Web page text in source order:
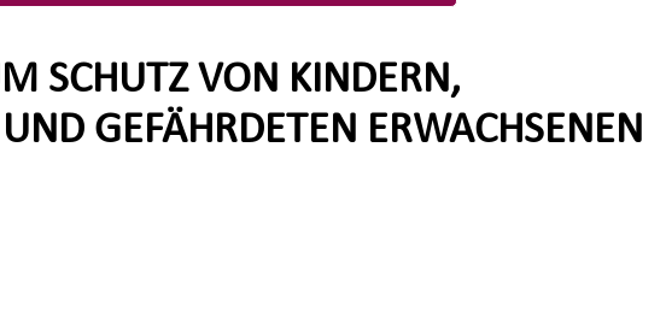
SCHUTZ VON KINDERN,
GEFÄHRDETEN ERWACHSENEN